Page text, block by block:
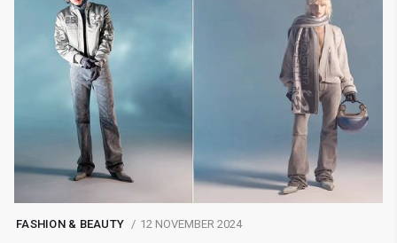
FASHION & BEAUTY 12 NOVEMBER 2024